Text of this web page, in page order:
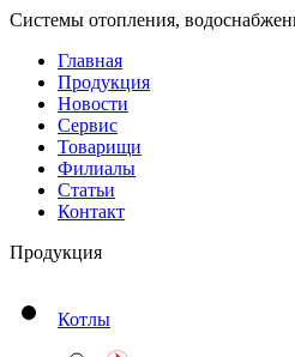
Системы отопления,
Главная
Продукция
Новости
Сервис
Товарищи
Филиалы
Статьи
Контакт
Продукция
Котлы